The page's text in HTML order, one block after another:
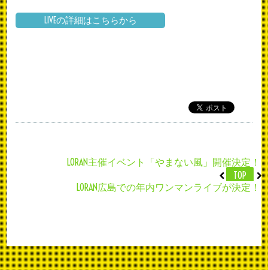
LIVEの詳細はこちらから
LORAN主催イベント「やまない風」開催決定！
TOP
LORAN広島での年内ワンマンライブが決定！